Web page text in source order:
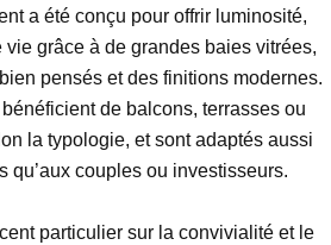
a été conçu pour offrir luminosité,
vie grâce à de grandes baies vitrées,
pensés et des finitions modernes.
de balcons, terrasses ou
la typologie, et sont adaptés aussi
qu’aux couples ou investisseurs.
particulier sur la convivialité et le